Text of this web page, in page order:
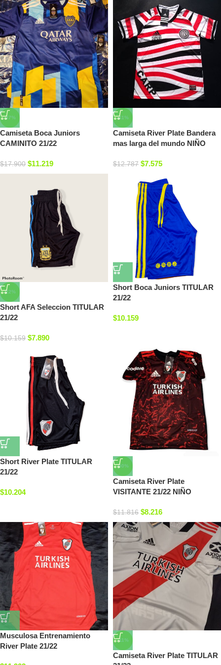
-37%
Camiseta Boca Juniors
CAMINITO 21/22
$17.900 $11.219
-41%
Camiseta River Plate Bandera
mas larga del mundo NIÑO
$12.787 $7.575
-22%
Short AFA Seleccion TITULAR
21/22
$10.159 $7.890
Short Boca Juniors TITULAR
21/22
$10.159
Short River Plate TITULAR
21/22
$10.204
-30%
Camiseta River Plate
VISITANTE 21/22 NIÑO
$11.816 $8.216
Musculosa Entrenamiento
River Plate 21/22
-11%
Camiseta River Plate TITULAR